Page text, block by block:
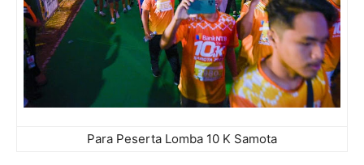
Para Peserta Lomba 10 K Samota